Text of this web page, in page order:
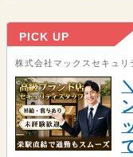
PICK UP
株式会社マックスセキュリ